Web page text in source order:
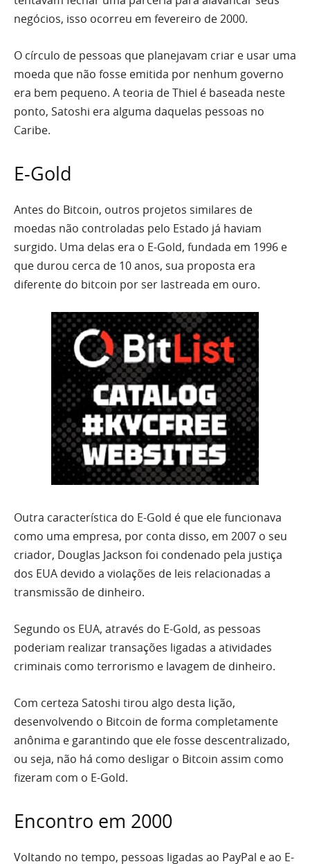
negócios, isso ocorreu em fevereiro de 2000.
O círculo de pessoas que planejavam criar e usar uma
moeda que não fosse emitida por nenhum governo
era bem pequeno. A teoria de Thiel é baseada neste
ponto, Satoshi era alguma daquelas pessoas no
Caribe.
E-Gold
Antes do Bitcoin, outros projetos similares de
moedas não controladas pelo Estado já haviam
surgido. Uma delas era o E-Gold, fundada em 1996 e
que durou cerca de 10 anos, sua proposta era
diferente do bitcoin por ser lastreada em ouro.
Outra característica do E-Gold é que ele funcionava
como uma empresa, por conta disso, em 2007 o seu
criador, Douglas Jackson foi condenado pela justiça
dos EUA devido a violações de leis relacionadas a
transmissão de dinheiro.
Segundo os EUA, através do E-Gold, as pessoas
poderiam realizar transações ligadas a atividades
criminais como terrorismo e lavagem de dinheiro.
Com certeza Satoshi tirou algo desta lição,
desenvolvendo o Bitcoin de forma completamente
anônima e garantindo que ele fosse descentralizado,
ou seja, não há como desligar o Bitcoin assim como
fizeram com o E-Gold.
Encontro em 2000
Voltando no tempo, pessoas ligadas ao PayPal e ao E-